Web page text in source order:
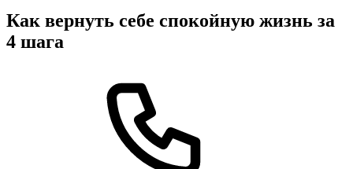
Как вернуть себе спокойную жизнь за
4 шага